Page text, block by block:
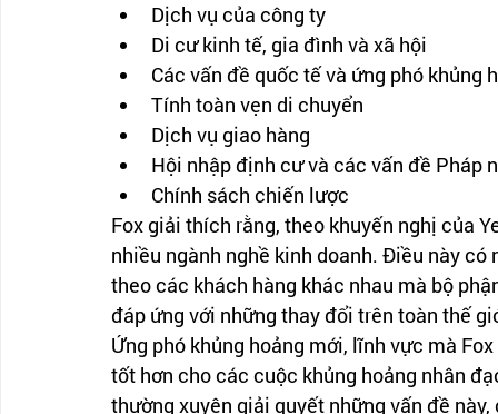
Dịch vụ của công ty
Di cư kinh tế, gia đình và xã hội
Các vấn đề quốc tế và ứng phó khủng
Tính toàn vẹn di chuyển
Dịch vụ giao hàng
Hội nhập định cư và các vấn đề Pháp
Chính sách chiến lược
Fox giải thích rằng, theo khuyến nghị của
nhiều ngành nghề kinh doanh. Điều này
theo các khách hàng khác nhau mà bộ
đáp ứng với những thay đổi trên toàn thế
Ứng phó khủng hoảng mới, lĩnh vực mà
tốt hơn cho các cuộc khủng hoảng nhân
thường xuyên giải quyết những vấn đề